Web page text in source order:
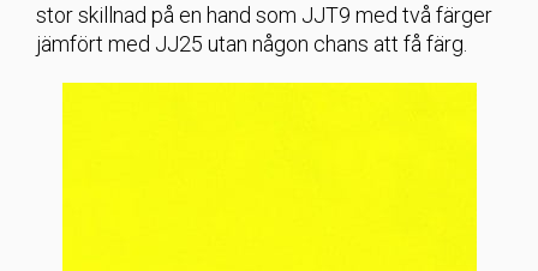
stor skillnad på en hand som JJT9 med två färger
jämfört med JJ25 utan någon chans att få färg.